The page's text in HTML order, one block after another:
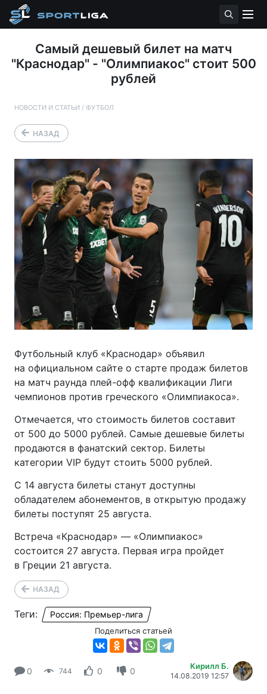
Самый дешевый билет на матч
"Краснодар" - "Олимпиакос" стоит 500
рублей
НОВОСТИ И СТАТЬИ / ФУТБОЛ
НАЗАД
Футбольный клуб «Краснодар» объявил
на официальном сайте о старте продаж билетов
на матч раунда плей-офф квалификации Лиги
чемпионов против греческого «Олимпиакоса».
Отмечается, что стоимость билетов составит
от 500 до 5000 рублей. Самые дешевые билеты
продаются в фанатский сектор. Билеты
категории VIP будут стоить 5000 рублей.
C 14 августа билеты станут доступны
обладателем абонементов, в открытую продажу
билеты поступят 25 августа.
Встреча «Краснодар» — «Олимпиакос»
состоится 27 августа. Первая игра пройдет
в Греции 21 августа.
НАЗАД
Теги: Россия: Премьер-лига
Поделиться статьей
0 744 0 0 Кирилл Б.
14.08.2019 12:57